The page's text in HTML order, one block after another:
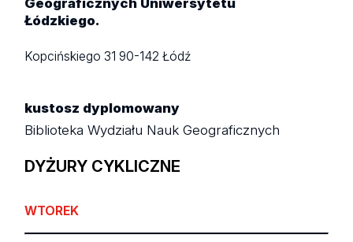
Geograficznych Uniwersytetu
Łódzkiego.
Kopcińskiego 3190-142 Łódź
kustosz dyplomowany
Biblioteka Wydziału Nauk Geograficznych
DYŻURY CYKLICZNE
WTOREK